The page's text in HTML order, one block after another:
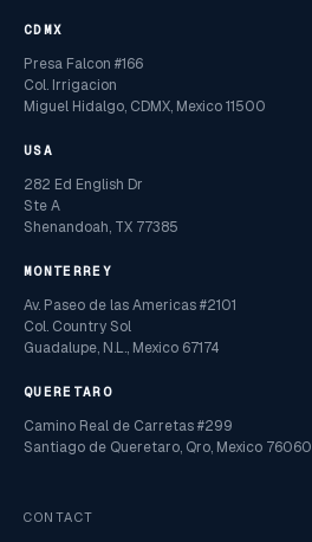
CDMX
Presa Falcon #166
Col. Irrigacion
Miguel Hidalgo, CDMX, Mexico 11500
USA
282 Ed English Dr
Ste A
Shenandoah, TX 77385
MONTERREY
Av. Paseo de las Americas #2101
Col. Country Sol
Guadalupe, N.L., Mexico 67174
QUERETARO
Camino Real de Carretas #299
Santiago de Queretaro, Qro, Mexico 76060
CONTACT